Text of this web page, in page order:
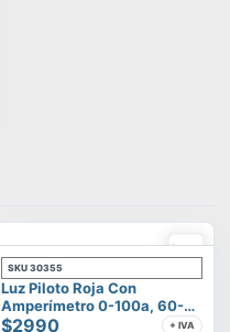
SKU 30355
Luz Piloto Roja Con
Amperímetro 0-100a, 60-
500v
$2990 + IVA